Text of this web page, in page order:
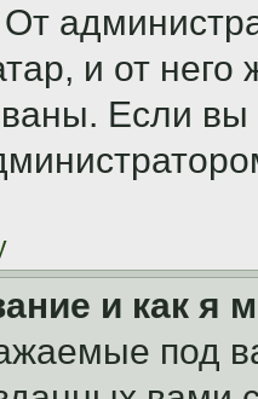
и от него
Если
и как я
под